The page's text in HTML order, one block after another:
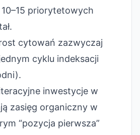
priorytetowych
cytowań zazwyczaj
cyklu indeksacji
inwestycje w
zasięg organiczny w
“pozycja pierwsza”